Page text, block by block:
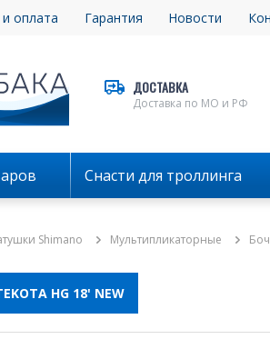
оплата Гарантия Новости
ДОСТАВКА
Доставка по МО и РФ
Снасти для троллинга
Shimano Мультипликаторные
HG 18' NEW